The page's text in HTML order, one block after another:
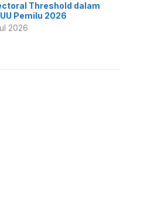
Threshold dalam
Pemilu 2026
2026